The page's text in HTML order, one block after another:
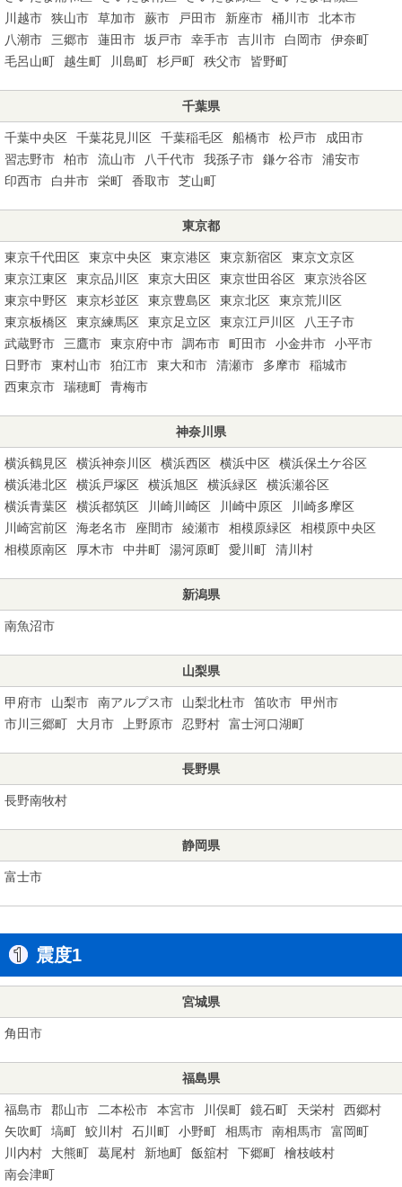
川越市
狭山市 草加市 蕨市 戸田市 新座市 桶川市
北本市
八潮市
三郷市 蓮田市 坂戸市 幸手市 吉川市 白岡市
伊奈町
毛呂山町
越生町 川島町 杉戸町 秩父市 皆野町
千葉県
千葉中央区 千葉花見川区 千葉稲毛区 船橋市 松戸市
成田市
習志野市
柏市 流山市 八千代市 我孫子市 鎌ケ谷市
浦安市
印西市
白井市 栄町 香取市 芝山町
東京都
東京千代田区 東京中央区 東京港区 東京新宿区
東京文京区
東京江東区
東京品川区 東京大田区 東京世田谷区
東京渋谷区
東京中野区
東京杉並区 東京豊島区 東京北区
東京荒川区
東京板橋区
東京練馬区 東京足立区 東京江戸川区
八王子市
武蔵野市
三鷹市 東京府中市 調布市 町田市 小金井市
小平市
日野市
東村山市 狛江市 東大和市 清瀬市 多摩市
稲城市
西東京市
瑞穂町 青梅市
神奈川県
横浜鶴見区 横浜神奈川区 横浜西区 横浜中区
横浜保土ケ谷区
横浜港北区
横浜戸塚区 横浜旭区 横浜緑区
横浜瀬谷区
横浜青葉区
横浜都筑区 川崎川崎区 川崎中原区
川崎多摩区
川崎宮前区
海老名市 座間市 綾瀬市 相模原緑区
相模原中央区
相模原南区
厚木市 中井町 湯河原町 愛川町 清川村
新潟県
南魚沼市
山梨県
甲府市 山梨市 南アルプス市 山梨北杜市 笛吹市
甲州市
市川三郷町
大月市 上野原市 忍野村 富士河口湖町
長野県
長野南牧村
静岡県
富士市
震度1
宮城県
角田市
福島県
福島市 郡山市 二本松市 本宮市 川俣町 鏡石町 天栄村
西郷村
矢吹町
塙町 鮫川村 石川町 小野町 相馬市 南相馬市
富岡町
川内村
大熊町 葛尾村 新地町 飯舘村 下郷町
檜枝岐村
南会津町